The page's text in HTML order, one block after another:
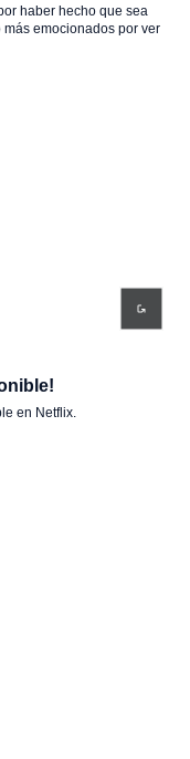
haber hecho que sea
emocionados por ver
en Netflix.